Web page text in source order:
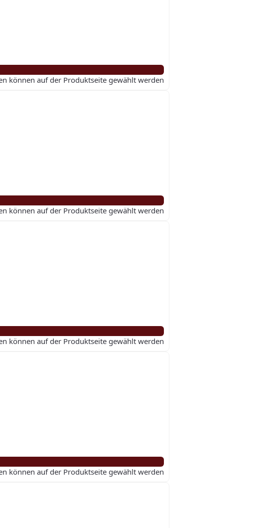
können auf der Produktseite gewählt werden
können auf der Produktseite gewählt werden
können auf der Produktseite gewählt werden
können auf der Produktseite gewählt werden